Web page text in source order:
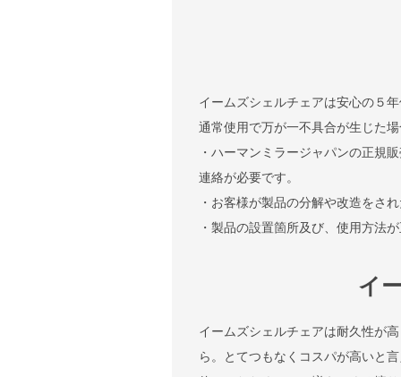
イームズシェルチェアは安心の５
通常使用で万が一不具合が生じた
・ハーマンミラージャパンの正規
連絡が必要です。
・お客様が製品の分解や改造をさ
・製品の設置箇所及び、使用方法
イ
イームズシェルチェアは耐久性が
ら。とてつもなくコスパが高いと